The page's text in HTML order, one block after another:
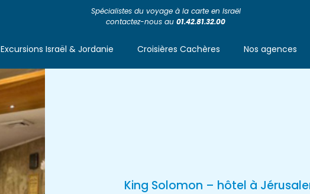
Spécialistes du voyage à la carte en Israël
contactez-nous au01.42.81.32.00
Excursions Israël & Jordanie Croisières Cachères Nos agences
King Solomon – hôtel à